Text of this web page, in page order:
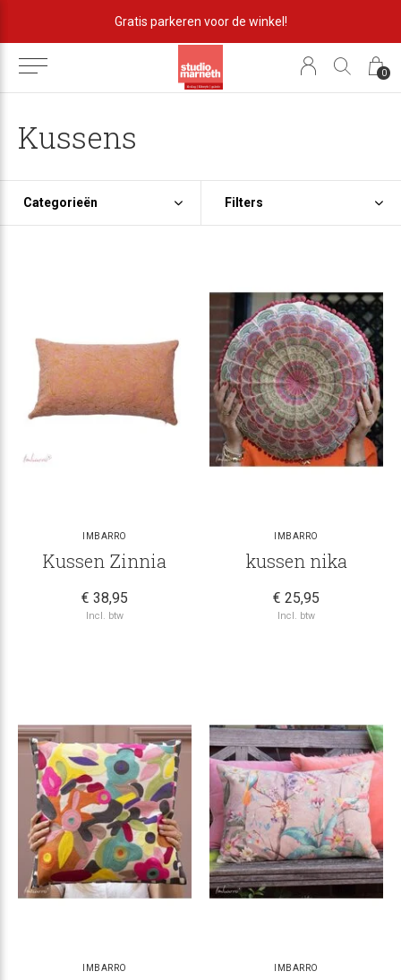
0
Gratis parkeren voor de winkel!
Kussens
Categorieën Filters
IMBARRO
Kussen Zinnia
€ 38,95
Incl. btw
IMBARRO
kussen nika
€ 25,95
Incl. btw
IMBARRO IMBARRO